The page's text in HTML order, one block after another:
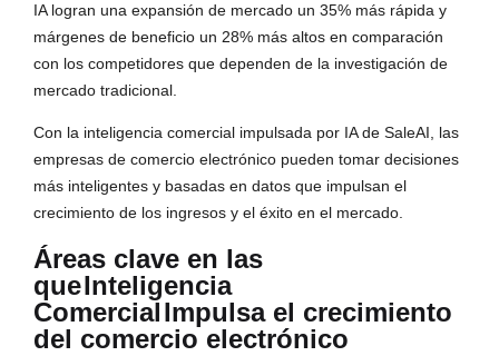
IA logran una expansión de mercado un 35% más rápida y
márgenes de beneficio un 28% más altos en comparación
con los competidores que dependen de la investigación de
mercado tradicional.
Con la inteligencia comercial impulsada por IA de SaleAI, las
empresas de comercio electrónico pueden tomar decisiones
más inteligentes y basadas en datos que impulsan el
crecimiento de los ingresos y el éxito en el mercado.
Áreas clave en las
queInteligencia
ComercialImpulsa el crecimiento
del comercio electrónico